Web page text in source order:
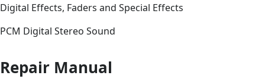
Digital Effects, Faders and Special Effects
PCM Digital Stereo Sound
Repair Manual